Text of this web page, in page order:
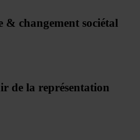
changement sociétal
de la représentation